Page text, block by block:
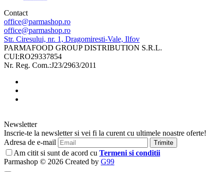
Contact
office@parmashop.ro
office@parmashop.ro
Str. Ciresului, nr. 1, Dragomiresti-Vale, Ilfov
PARMAFOOD GROUP DISTRIBUTION S.R.L.
CUI:RO29337854
Nr. Reg. Com.:J23/2963/2011
Newsletter
Inscrie-te la newsletter si vei fi la curent cu ultimele noastre oferte!
Adresa de e-mail
Trimite
Am citit si sunt de acord cu Termeni si conditii
Parmashop © 2026 Created by G99